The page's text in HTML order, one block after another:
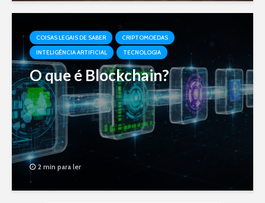
COISAS LEGAIS DE SABER
CRIPTOMOEDAS
INTELIGÊNCIA ARTIFICIAL
TECNOLOGIA
O que é Blockchain?
2 min para ler